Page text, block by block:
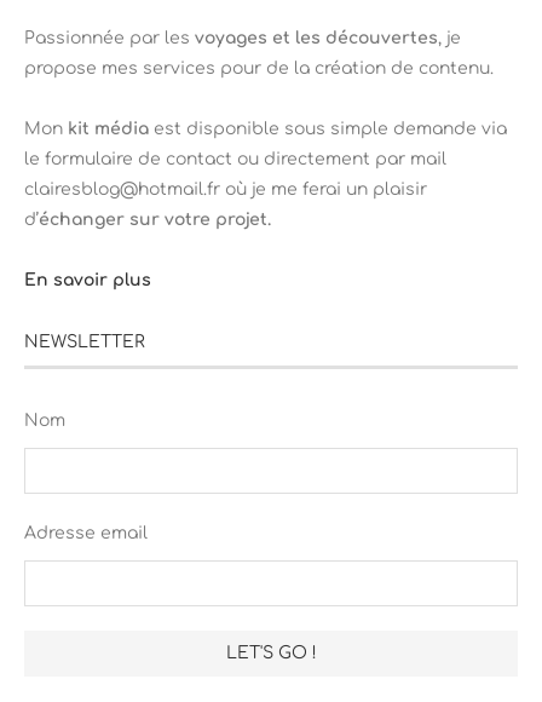
Passionnée par les voyages et les découvertes, je
propose mes services pour de la création de contenu.
Mon kit média est disponible sous simple demande via
le formulaire de contact ou directement par mail
clairesblog@hotmail.fr où je me ferai un plaisir
d’échanger sur votre projet.
En savoir plus
NEWSLETTER
Nom
Adresse email